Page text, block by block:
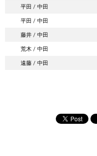
平田
中田
平田
中田
藤井
中田
荒木
中田
遠藤
中田